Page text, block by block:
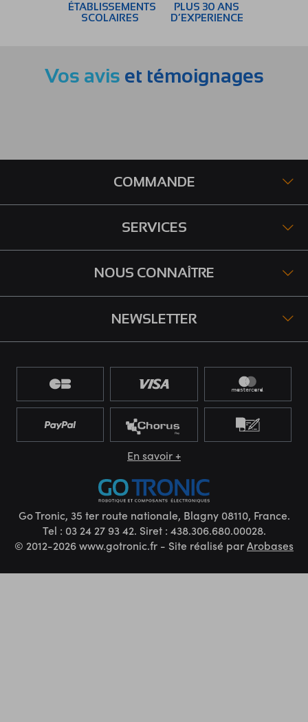
ÉTABLISSEMENTS
SCOLAIRES
PLUS 30 ANS
D’EXPERIENCE
Vos avis et témoignages
COMMANDE
SERVICES
NOUS CONNAÎTRE
NEWSLETTER
En savoir +
Go Tronic, 35 ter route nationale, Blagny 08110, France.
Tel : 03 24 27 93 42. Siret : 438.306.680.00028.
© 2012-2026 www.gotronic.fr - Site réalisé parArobases